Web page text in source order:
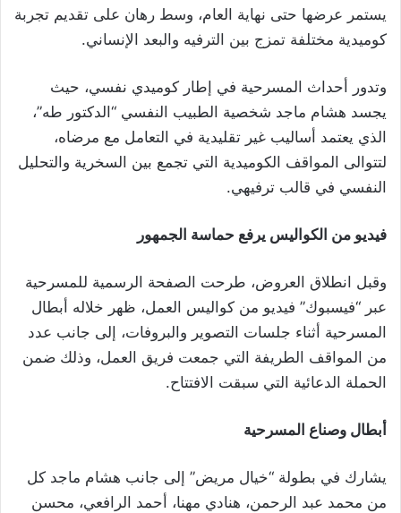
يستمر عرضها حتى نهاية العام، وسط رهان على تقديم تجربة
كوميدية مختلفة تمزج بين الترفيه والبعد الإنساني.
وتدور أحداث المسرحية في إطار كوميدي نفسي، حيث
يجسد هشام ماجد شخصية الطبيب النفسي “الدكتور طه”،
الذي يعتمد أساليب غير تقليدية في التعامل مع مرضاه،
لتتوالى المواقف الكوميدية التي تجمع بين السخرية والتحليل
النفسي في قالب ترفيهي.
فيديو من الكواليس يرفع حماسة الجمهور
وقبل انطلاق العروض، طرحت الصفحة الرسمية للمسرحية
عبر “فيسبوك” فيديو من كواليس العمل، ظهر خلاله أبطال
المسرحية أثناء جلسات التصوير والبروفات، إلى جانب عدد
من المواقف الطريفة التي جمعت فريق العمل، وذلك ضمن
الحملة الدعائية التي سبقت الافتتاح.
أبطال وصناع المسرحية
يشارك في بطولة “خيال مريض” إلى جانب هشام ماجد كل
من محمد عبد الرحمن، هنادي مهنا، أحمد الرافعي، محسن